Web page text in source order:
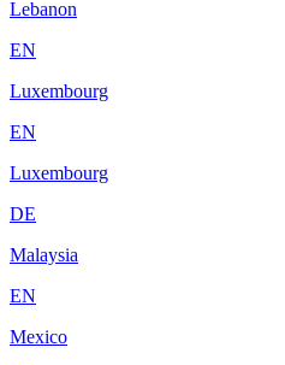
Lebanon
EN
Luxembourg
EN
Luxembourg
DE
Malaysia
EN
Mexico